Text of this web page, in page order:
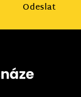
Odeslat